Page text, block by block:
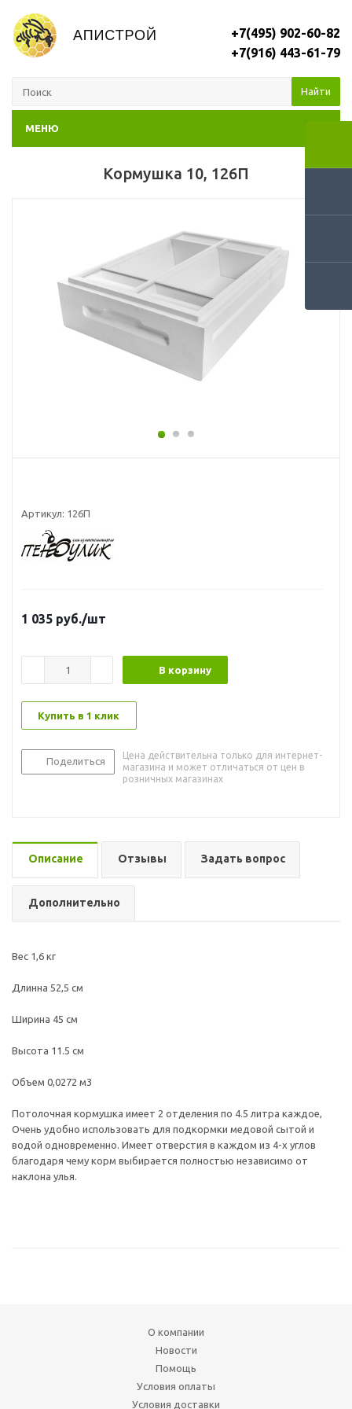
+7(495) 902-60-82
+7(916) 443-61-79
Найти
МЕНЮ
Кормушка 10, 126П
Артикул: 126П
1 035 руб./шт
В корзину
Купить в 1 клик
Поделиться
Цена действительна только для интернет-
магазина и может отличаться от цен в
розничных магазинах
Описание Отзывы Задать вопрос
Дополнительно
Вес 1,6 кг
Длинна 52,5 см
Ширина 45 см
Высота 11.5 см
Объем 0,0272 м3
Потолочная кормушка имеет 2 отделения по 4.5 литра каждое,
Очень удобно использовать для подкормки медовой сытой и
водой одновременно. Имеет отверстия в каждом из 4-х углов
благодаря чему корм выбирается полностью независимо от
наклона улья.
О компании
Новости
Помощь
Условия оплаты
Условия доставки